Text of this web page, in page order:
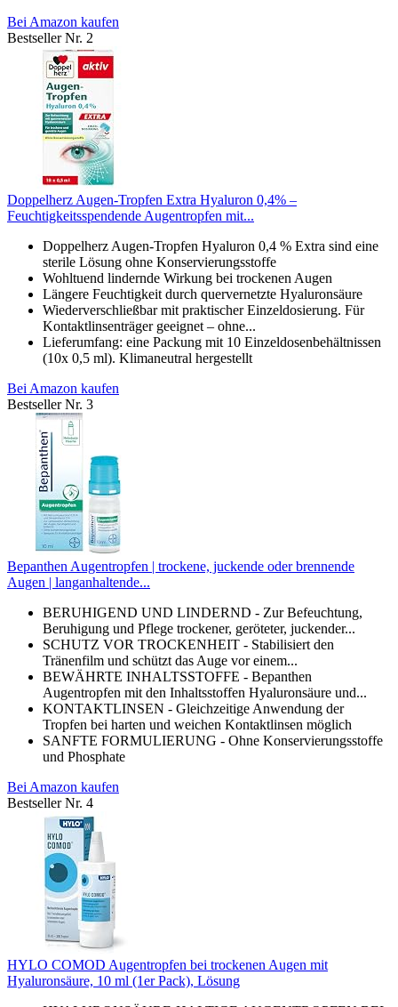
Bei Amazon kaufen
Bestseller Nr. 2
Doppelherz Augen-Tropfen Extra Hyaluron 0,4% –
Feuchtigkeitsspendende Augentropfen mit...
Doppelherz Augen-Tropfen Hyaluron 0,4 % Extra sind eine
sterile Lösung ohne Konservierungsstoffe
Wohltuend lindernde Wirkung bei trockenen Augen
Längere Feuchtigkeit durch quervernetzte Hyaluronsäure
Wiederverschließbar mit praktischer Einzeldosierung. Für
Kontaktlinsenträger geeignet – ohne...
Lieferumfang: eine Packung mit 10 Einzeldosenbehältnissen
(10x 0,5 ml). Klimaneutral hergestellt
Bei Amazon kaufen
Bestseller Nr. 3
Bepanthen Augentropfen | trockene, juckende oder brennende
Augen | langanhaltende...
BERUHIGEND UND LINDERND - Zur Befeuchtung,
Beruhigung und Pflege trockener, geröteter, juckender...
SCHUTZ VOR TROCKENHEIT - Stabilisiert den
Tränenfilm und schützt das Auge vor einem...
BEWÄHRTE INHALTSSTOFFE - Bepanthen
Augentropfen mit den Inhaltsstoffen Hyaluronsäure und...
KONTAKTLINSEN - Gleichzeitige Anwendung der
Tropfen bei harten und weichen Kontaktlinsen möglich
SANFTE FORMULIERUNG - Ohne Konservierungsstoffe
und Phosphate
Bei Amazon kaufen
Bestseller Nr. 4
HYLO COMOD Augentropfen bei trockenen Augen mit
Hyaluronsäure, 10 ml (1er Pack), Lösung